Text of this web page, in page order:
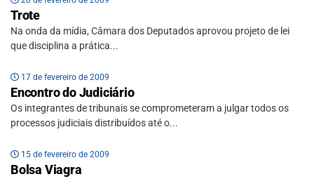
Trote
Na onda da mídia, Câmara dos Deputados aprovou projeto de lei
que disciplina a prática...
17 de fevereiro de 2009
Encontro do Judiciário
Os integrantes de tribunais se comprometeram a julgar todos os
processos judiciais distribuídos até o...
15 de fevereiro de 2009
Bolsa Viagra